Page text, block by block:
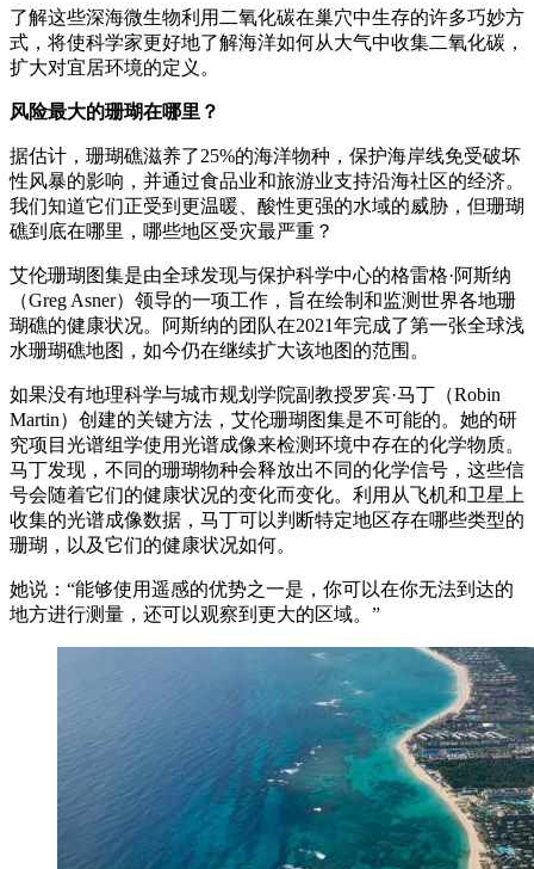
了解这些深海微生物利用二氧化碳在巢穴中生存的许多巧妙方
式，将使科学家更好地了解海洋如何从大气中收集二氧化碳，
扩大对宜居环境的定义。
风险最大的珊瑚在哪里？
据估计，珊瑚礁滋养了25%的海洋物种，保护海岸线免受破坏
性风暴的影响，并通过食品业和旅游业支持沿海社区的经济。
我们知道它们正受到更温暖、酸性更强的水域的威胁，但珊瑚
礁到底在哪里，哪些地区受灾最严重？
艾伦珊瑚图集是由全球发现与保护科学中心的格雷格·阿斯纳
（Greg Asner）领导的一项工作，旨在绘制和监测世界各地珊
瑚礁的健康状况。阿斯纳的团队在2021年完成了第一张全球浅
水珊瑚礁地图，如今仍在继续扩大该地图的范围。
如果没有地理科学与城市规划学院副教授罗宾·马丁（Robin
Martin）创建的关键方法，艾伦珊瑚图集是不可能的。她的研
究项目光谱组学使用光谱成像来检测环境中存在的化学物质。
马丁发现，不同的珊瑚物种会释放出不同的化学信号，这些信
号会随着它们的健康状况的变化而变化。利用从飞机和卫星上
收集的光谱成像数据，马丁可以判断特定地区存在哪些类型的
珊瑚，以及它们的健康状况如何。
她说：“能够使用遥感的优势之一是，你可以在你无法到达的
地方进行测量，还可以观察到更大的区域。”